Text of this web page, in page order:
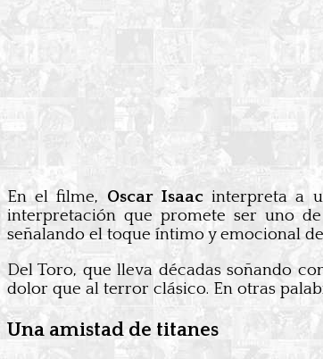
En el filme, Oscar Isaacinterpreta a
interpretación que promete ser uno
señalando el toque íntimo y emocional
Del Toro, que lleva décadas soñando
dolor que al terror clásico. En otras
Una amistad de titanes